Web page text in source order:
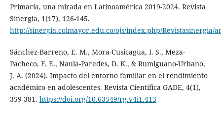
Primaria, una mirada en Latinoamérica 2019-2024. Revista
Sinergia, 1(17), 126-145.
http://sinergia.colmayor.edu.co/ojs/index.php/Revistasinergia/
Sánchez-Barreno, E. M., Mora-Cusicagua, I. S., Meza-
Pacheco, F. E., Naula-Paredes, D. K., & Rumiguano-Urbano,
J. A. (2024). Impacto del entorno familiar en el rendimiento
académico en adolescentes. Revista Científica GADE, 4(1),
359-381. https://doi.org/10.63549/rg.v4i1.413